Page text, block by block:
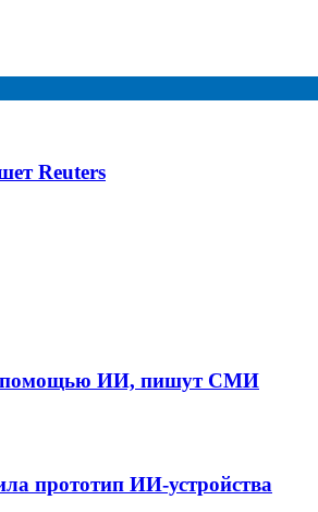
Reuters
с помощью ИИ, пишут СМИ
прототип ИИ-устройства